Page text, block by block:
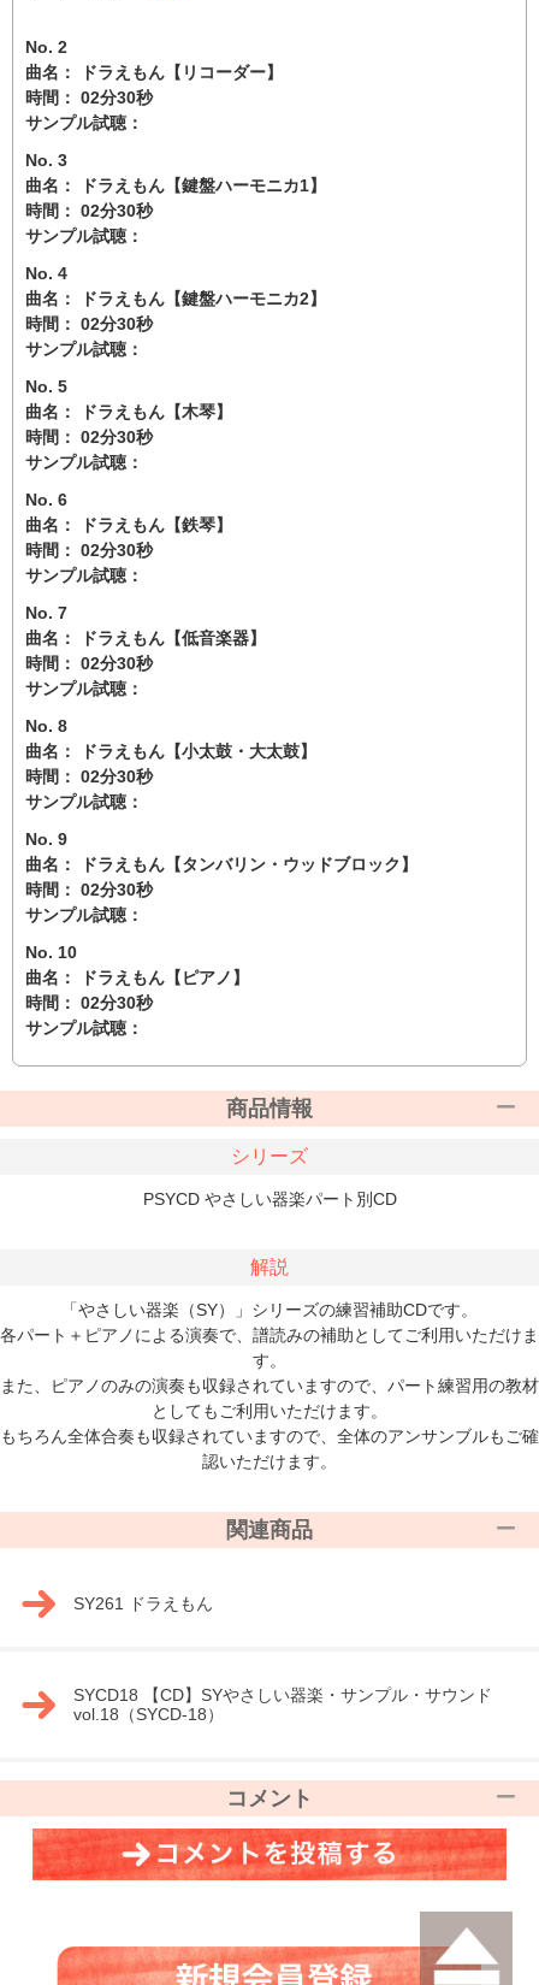
No. 2
曲名： ドラえもん【リコーダー】
時間： 02分30秒
サンプル試聴：
No. 3
曲名： ドラえもん【鍵盤ハーモニカ1】
時間： 02分30秒
サンプル試聴：
No. 4
曲名： ドラえもん【鍵盤ハーモニカ2】
時間： 02分30秒
サンプル試聴：
No. 5
曲名： ドラえもん【木琴】
時間： 02分30秒
サンプル試聴：
No. 6
曲名： ドラえもん【鉄琴】
時間： 02分30秒
サンプル試聴：
No. 7
曲名： ドラえもん【低音楽器】
時間： 02分30秒
サンプル試聴：
No. 8
曲名： ドラえもん【小太鼓・大太鼓】
時間： 02分30秒
サンプル試聴：
No. 9
曲名： ドラえもん【タンバリン・ウッドブロック】
時間： 02分30秒
サンプル試聴：
No. 10
曲名： ドラえもん【ピアノ】
時間： 02分30秒
サンプル試聴：
商品情報
シリーズ
PSYCD やさしい器楽パート別CD
解説
「やさしい器楽（SY）」シリーズの練習補助CDです。
各パート＋ピアノによる演奏で、譜読みの補助としてご利用いただけま
す。
また、ピアノのみの演奏も収録されていますので、パート練習用の教材
としてもご利用いただけます。
もちろん全体合奏も収録されていますので、全体のアンサンブルもご確
認いただけます。
関連商品
SY261 ドラえもん
SYCD18 【CD】SYやさしい器楽・サンプル・サウンド
vol.18（SYCD-18）
コメント